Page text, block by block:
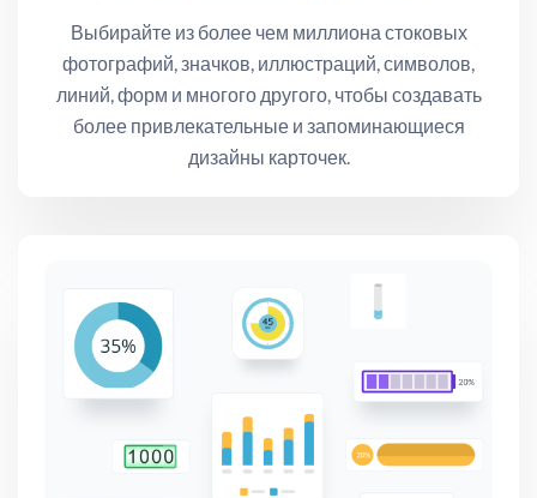
Выбирайте из более чем миллиона стоковых
фотографий, значков, иллюстраций, символов,
линий, форм и многого другого, чтобы создавать
более привлекательные и запоминающиеся
дизайны карточек.